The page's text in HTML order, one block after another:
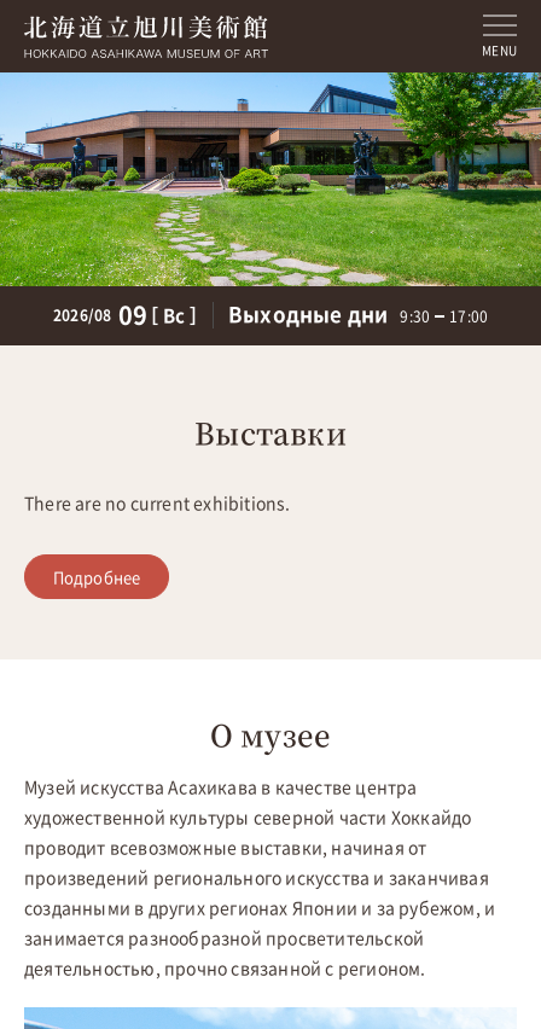
MENU
2026/08 09［ Вс ］ Выходные дни 9:30 17:00
Выставки
There are no current exhibitions.
Подробнее
О музее
Музей искусства Асахикава в качестве центра
художественной культуры северной части Хоккайдо
проводит всевозможные выставки, начиная от
произведений регионального искусства и заканчивая
созданными в других регионах Японии и за рубежом, и
занимается разнообразной просветительской
деятельностью, прочно связанной с регионом.